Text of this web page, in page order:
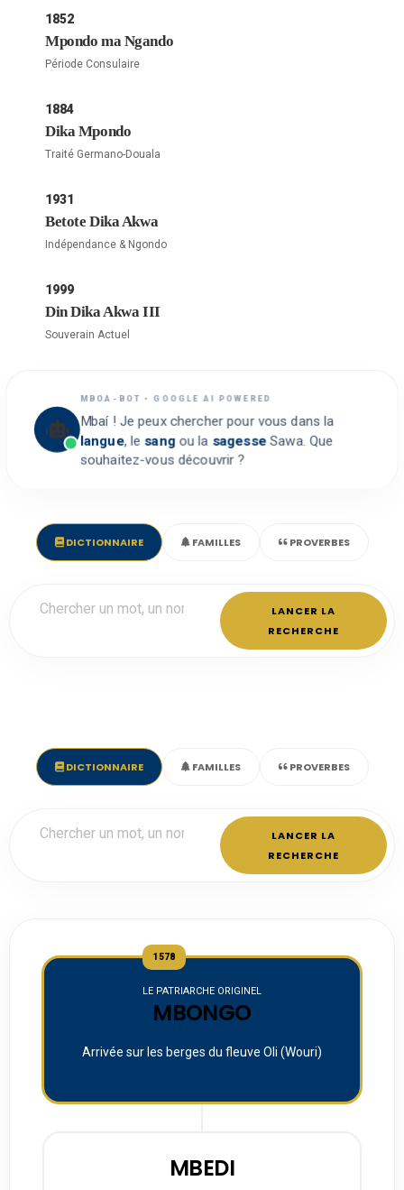
1852
Mpondo ma Ngando
Période Consulaire
1884
Dika Mpondo
Traité Germano-Douala
1931
Betote Dika Akwa
Indépendance & Ngondo
1999
Din Dika Akwa III
Souverain Actuel
MBOA-BOT • GOOGLE AI POWERED
Mbaí ! Je peux chercher pour vous dans la
langue, lesangou la sagesseSawa. Que
souhaitez-vous découvrir ?
DICTIONNAIRE FAMILLES PROVERBES
LANCER LA
RECHERCHE
DICTIONNAIRE FAMILLES PROVERBES
LANCER LA
RECHERCHE
1578
LE PATRIARCHE ORIGINEL
MBONGO
Arrivée sur les berges du fleuve Oli (Wouri)
MBEDI